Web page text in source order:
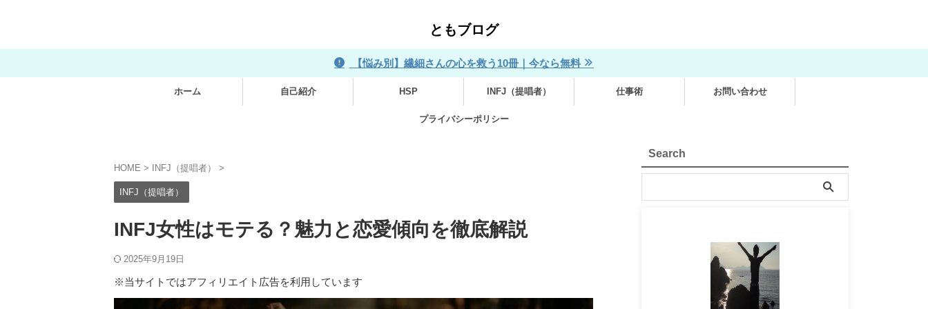
ともブログ
【悩み別】繊細さんの心を救う10冊｜今なら無料
ホーム 自己紹介 HSP INFJ（提唱者） 仕事術 お問い合わせ
プライバシーポリシー
HOME > INFJ（提唱者） >
INFJ（提唱者）
INFJ女性はモテる？魅力と恋愛傾向を徹底解説
2025年9月19日
※当サイトではアフィリエイト広告を利用しています
Search